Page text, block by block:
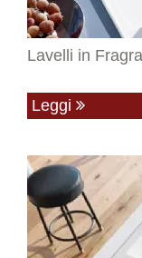
Lavelli in
Leggi